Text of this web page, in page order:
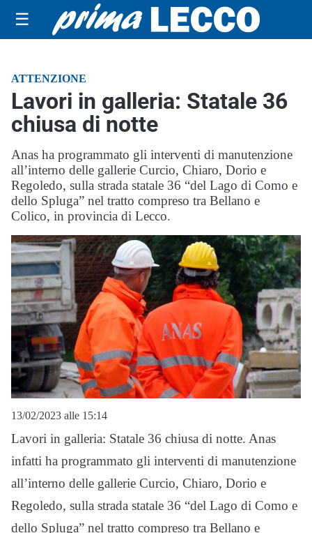
☰
ATTENZIONE
Lavori in galleria: Statale 36
chiusa di notte
Anas ha programmato gli interventi di manutenzione
all’interno delle gallerie Curcio, Chiaro, Dorio e
Regoledo, sulla strada statale 36 “del Lago di Como e
dello Spluga” nel tratto compreso tra Bellano e
Colico, in provincia di Lecco.
13/02/2023 alle 15:14
Lavori in galleria: Statale 36 chiusa di notte. Anas
infatti ha programmato gli interventi di manutenzione
all’interno delle gallerie Curcio, Chiaro, Dorio e
Regoledo, sulla strada statale 36 “del Lago di Como e
dello Spluga” nel tratto compreso tra Bellano e